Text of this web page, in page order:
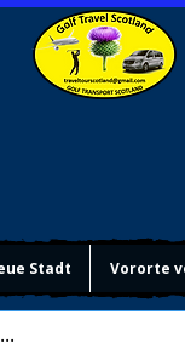
Stadt Vororte